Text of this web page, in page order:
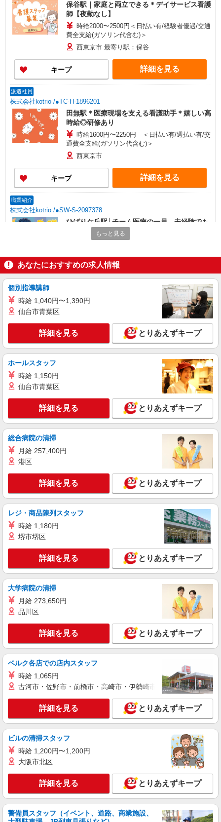
保谷駅｜家庭と両立できる＊デイサービス看護
師【夜勤なし】
時給2000〜2500円＜日払い有/経験者優遇/交通
費全支給(ガソリン代含む)＞
西東京市 最寄り駅：保谷
キープ 詳細を見る
派遣社員
株式会社kotrio /●TC-H-1896201
田無駅＊医療現場を支える看護助手＊嬉しい高
時給◎研修あり
時給1600円〜2250円 ＜日払い有/週払い有/交
通費全支給(ガソリン代含む)＞
西東京市
キープ 詳細を見る
職業紹介
株式会社kotrio /●SW-S-2097378
ひばりケ丘駅│チーム医療の一員。未経験でも
力になれる看護助手
30,000円 ・役職手当：10,000〜70,000円 ・処遇改
善手当：20,000〜60,000円（勤続年数、保有資格
により変動） ・固定残業手当：20,000円（10時
間） ※固定残業時間を超過する場合には超過勤務
手当として別途支給 ・夜勤手当：10,000円/1回
（上記給与とは別に支給） 下記資格をお持ちの方
歓迎 ・認知症介護基礎研修 ・初任者研修 ・実務
者研修 ・介護福祉士 など
東京都西東京市
詳細を見る
職業紹介
看護師さんのサポート担当＊未経験OK！きれ
いな病院で介助など＊
【正社員】月給240,000〜400,000円 ・基本
給：200,000円〜220,000円 ・資格手当：10,000〜
30,000円 ・役職手当：10,000〜70,000円 ・処遇改
善手当：20,000〜60,000円（勤続年数、保有資格
により変動） ・固定残業手当：20,000円（10時
手当として別途支給 ・夜勤手当：10,000円/1回
（上記給与とは別に支給） 下記資格をお持ちの方
歓迎 ・認知症介護基礎研修 ・初任者研修 ・実務
詳細を見る
派遣社員
株式会社トラストグロース 新宿本社 第3営業部
時給：准看護師2100円〜/看護師2200円〜 ※資
東京都西東京市
キープ 詳細を見る
派遣社員
株式会社kotrio /●TC-H-1894955
＜高時給＞田無駅近くの病院で安定した働き方
を★看護助手♪
時給1600円〜2250円 ＜日払い有/週払い有/交
通費全支給(ガソリン代含む)＞
西東京市
キープ 詳細を見る
職業紹介
株式会社kotrio /●SW-S-2097527
≪正社員≫田無駅＊看護助手としてキャリアを
築くチャンス！
【正社員】月給240,000〜400,000円 ・基本
給：200,000円〜220,000円 ・資格手当：10,000〜
30,000円 ・役職手当：10,000〜70,000円 ・処遇改
善手当：20,000〜60,000円（勤続年数、保有資格
により変動） ・固定残業手当：20,000円（10時
間） ※固定残業時間を超過する場合には超過勤務
手当として別途支給 ・夜勤手当：10,000円/1回
（上記給与とは別に支給） 下記資格をお持ちの方
歓迎 ・認知症介護基礎研修 ・初任者研修 ・実務
者研修 ・介護福祉士 など
東京都西東京市
キープ 詳細を見る
派遣社員
株式会社kotrio /●TC-H-1885125
丁寧な研修が好評◎未経験大歓迎⇒病院の看護
時給1600円〜2250円 ＜日払い有/週払い有/交
通費全支給(ガソリン代含む)＞
西東京市
詳細を見る
もっと見る
あなたにおすすめの求人情報
個別指導講師
時給 1,040円〜1,390円
仙台市青葉区
詳細を見る とりあえずキープ
ホールスタッフ
時給 1,150円
仙台市青葉区
詳細を見る とりあえずキープ
総合病院の清掃
月給 257,400円
港区
詳細を見る とりあえずキープ
レジ・商品陳列スタッフ
時給 1,180円
堺市堺区
詳細を見る とりあえずキープ
大学病院の清掃
月給 273,650円
品川区
詳細を見る とりあえずキープ
ベルク各店での店内スタッフ
時給 1,065円
古河市・佐野市・前橋市・高崎市・伊勢崎市・太田市・館林市
詳細を見る とりあえずキープ
ビルの清掃スタッフ
時給 1,200円〜1,200円
大阪市北区
詳細を見る とりあえずキープ
警備員スタッフ（イベント、道路、商業施設、